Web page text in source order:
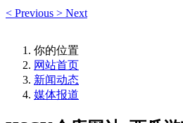
< Previous > Next
你的位置
网站首页
新闻动态
媒体报道